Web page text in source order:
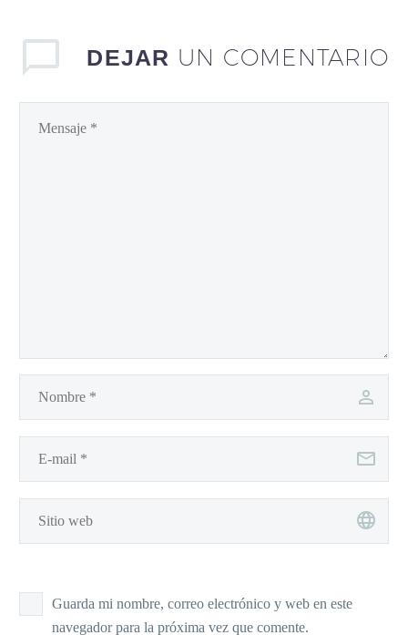
DEJAR UN COMENTARIO
Guarda mi nombre, correo electrónico y web en este
navegador para la próxima vez que comente.